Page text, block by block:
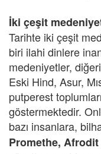
İki çeşit
Tarihte iki çeşit
biri ilahi dinlere
medeniyetler, diğeri
Eski Hind, Asur,
putperest
göstermektedir.
bazı insanlara,
Promethe, Afrodit